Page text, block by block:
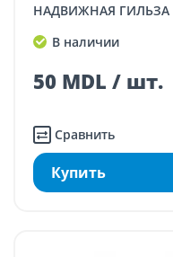
НАДВИЖНАЯ ГИЛЬЗА
В наличии
50 MDL / шт.
Сравнить
Купить